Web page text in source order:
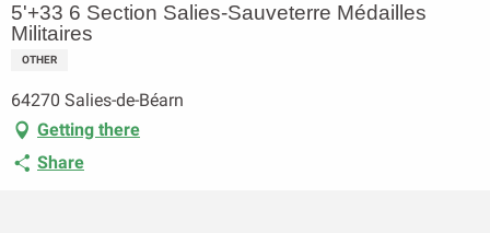
5'+33 6 Section Salies-Sauveterre Médailles
Militaires
OTHER
64270 Salies-de-Béarn
Getting there
Share